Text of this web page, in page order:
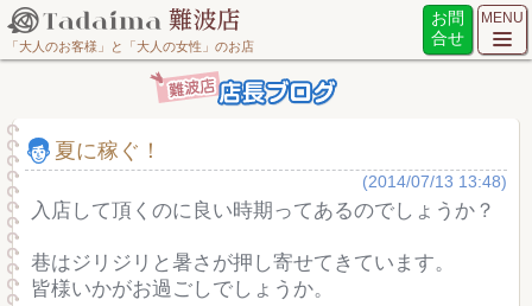
「大人のお客様」と「大人の女性」のお店
お問
合せ
MENU
夏に稼ぐ！
(2014/07/13 13:48)
入店して頂くのに良い時期ってあるのでしょうか？
巷はジリジリと暑さが押し寄せてきています。
皆様いかがお過ごしでしょうか。